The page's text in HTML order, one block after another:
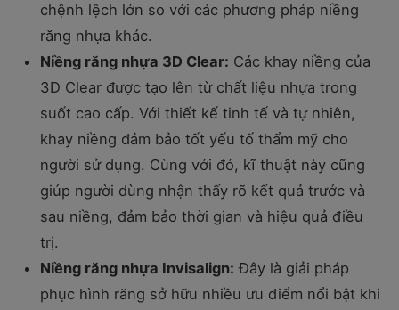
chệnh lệch lớn so với các phương pháp niềng
răng nhựa khác.
Niềng răng nhựa 3D Clear: Các khay niềng của
3D Clear được tạo lên từ chất liệu nhựa trong
suốt cao cấp. Với thiết kế tinh tế và tự nhiên,
khay niềng đảm bảo tốt yếu tố thẩm mỹ cho
người sử dụng. Cùng với đó, kĩ thuật này cũng
giúp người dùng nhận thấy rõ kết quả trước và
sau niềng, đảm bảo thời gian và hiệu quả điều
trị.
Niềng răng nhựa Invisalign: Đây là giải pháp
phục hình răng sở hữu nhiều ưu điểm nổi bật khi